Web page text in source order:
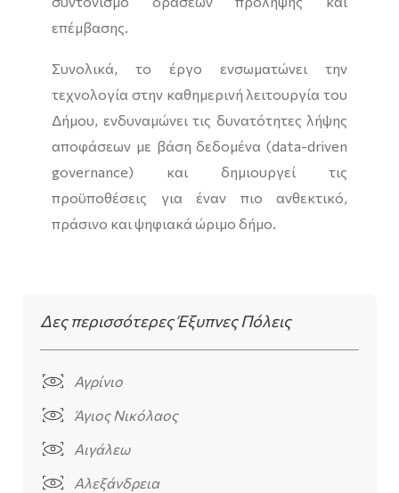
επέμβασης.
Συνολικά, το έργο ενσωματώνει την
τεχνολογία στην καθημερινή λειτουργία του
Δήμου, ενδυναμώνει τις δυνατότητες λήψης
αποφάσεων με βάση δεδομένα (data-driven
governance) και δημιουργεί τις
προϋποθέσεις για έναν πιο ανθεκτικό,
πράσινο και ψηφιακά ώριμο δήμο.
Δες περισσότερες Έξυπνες Πόλεις
Αγρίνιο
Άγιος Νικόλαος
Αιγάλεω
Αλεξάνδρεια